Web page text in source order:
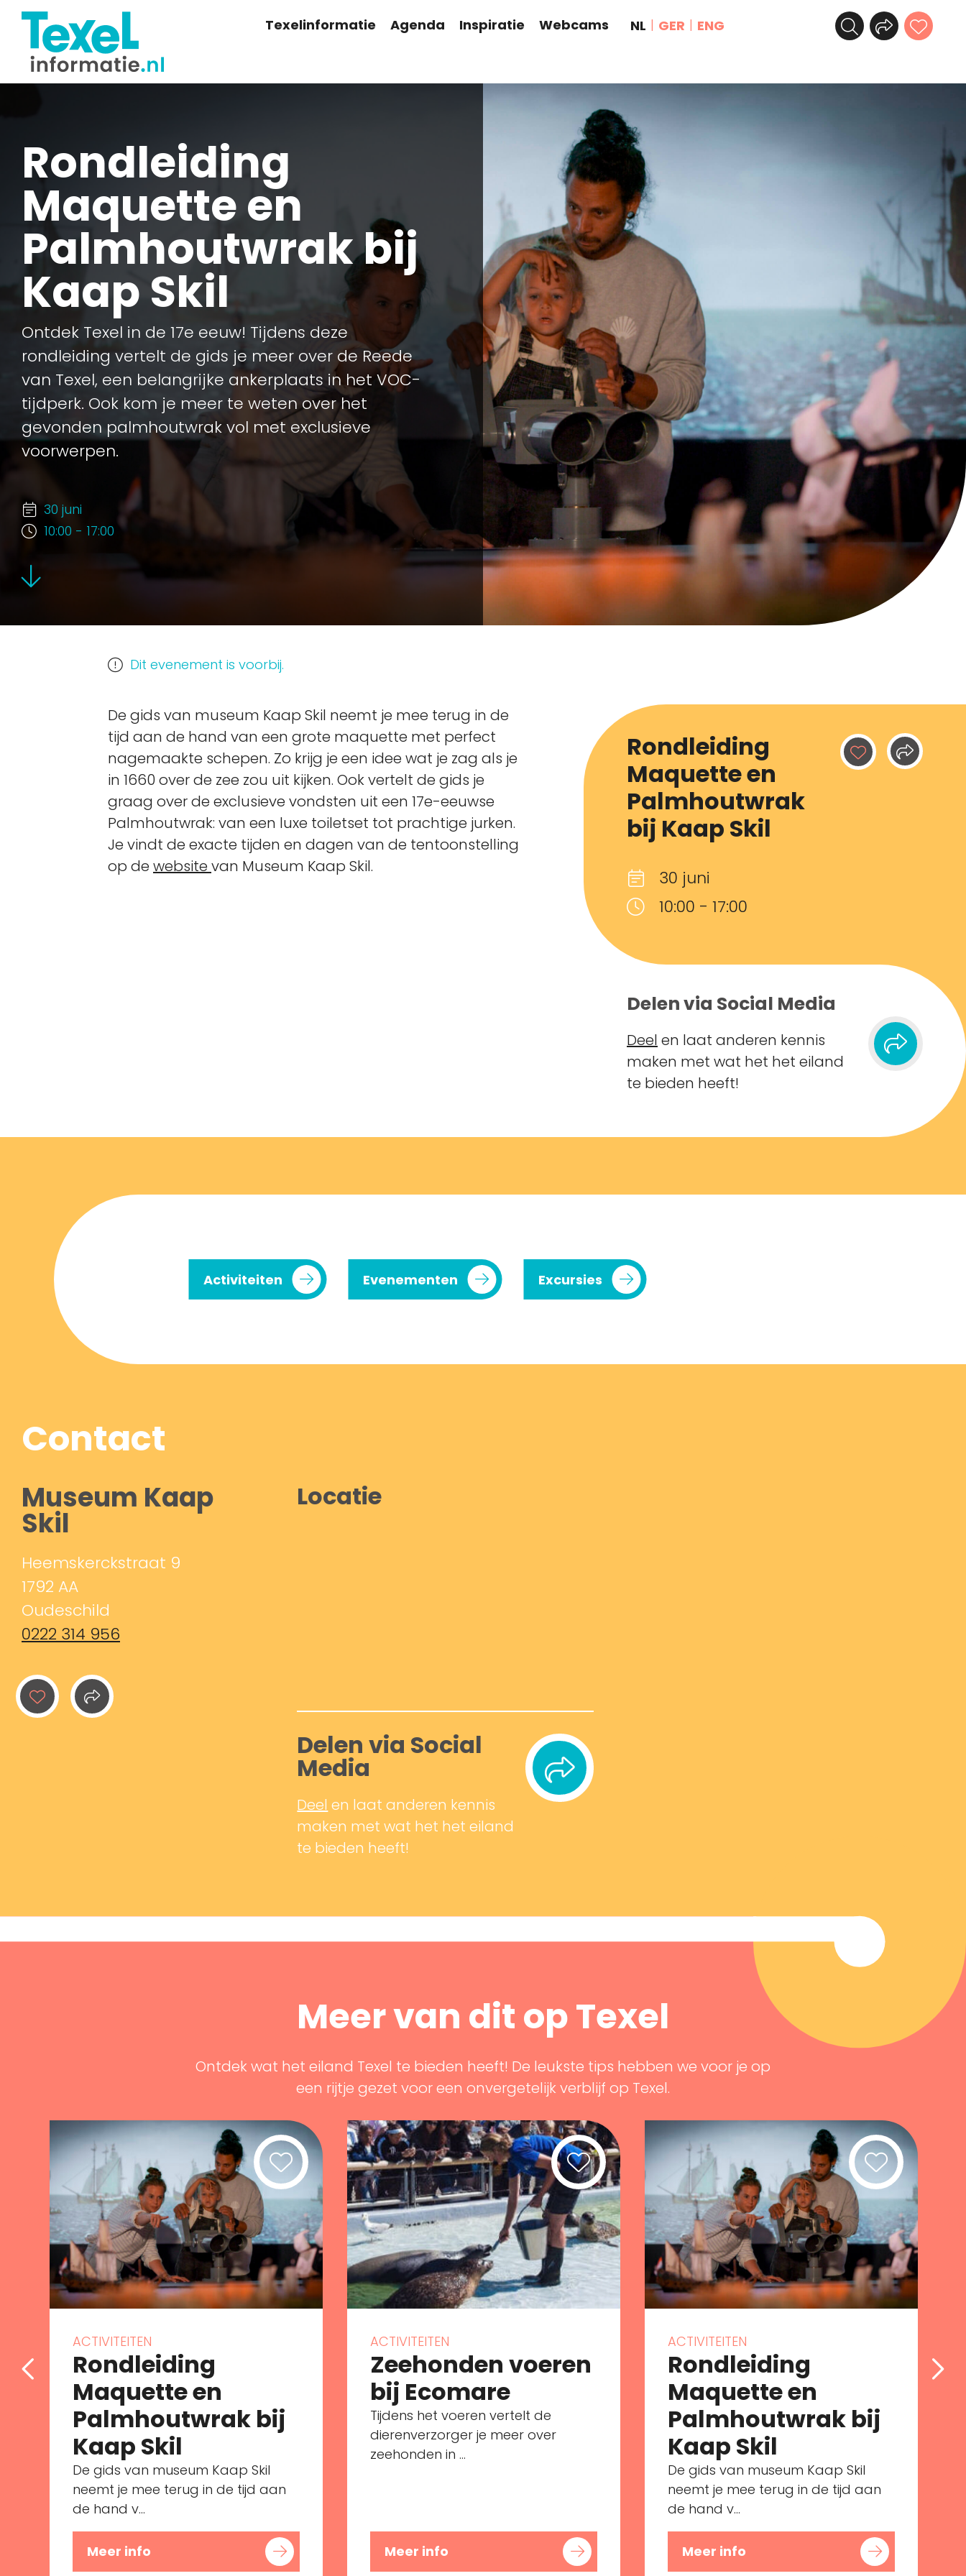
Texelinformatie Agenda Inspiratie Webcams NL GER ENG
Rondleiding
Maquette en
Palmhoutwrak bij
Kaap Skil
Ontdek Texel in de 17e eeuw! Tijdens deze
rondleiding vertelt de gids je meer over de Reede
van Texel, een belangrijke ankerplaats in het VOC-
tijdperk. Ook kom je meer te weten over het
gevonden palmhoutwrak vol met exclusieve
voorwerpen.
30 juni
10:00 - 17:00
Dit evenement is voorbij.
Rondleiding
Maquette en
Palmhoutwrak
bij Kaap Skil
30 juni
10:00 - 17:00
Delen via Social Media
Deel en laat anderen kennis
maken met wat het het eiland
te bieden heeft!
De gids van museum Kaap Skil neemt je mee terug in de
tijd aan de hand van een grote maquette met perfect
nagemaakte schepen. Zo krijg je een idee wat je zag als je
in 1660 over de zee zou uit kijken. Ook vertelt de gids je
graag over de exclusieve vondsten uit een 17e-eeuwse
Palmhoutwrak: van een luxe toiletset tot prachtige jurken.
Je vindt de exacte tijden en dagen van de tentoonstelling
op de website van Museum Kaap Skil.
Activiteiten Evenementen Excursies
Contact
Museum Kaap
Skil
Heemskerckstraat 9
1792 AA
Oudeschild
0222 314 956
Locatie
Delen via Social
Media
Deel en laat anderen kennis
maken met wat het het eiland
te bieden heeft!
Meer van dit op Texel
Ontdek wat het eiland Texel te bieden heeft! De leukste tips hebben we voor je op
een rijtje gezet voor een onvergetelijk verblijf op Texel.
ACTIVITEITEN
Rondleiding
Maquette en
Palmhoutwrak bij
Kaap Skil
De gids van museum Kaap Skil
neemt je mee terug in de tijd aan
de hand v...
Meer info
ACTIVITEITEN
Zeehonden voeren
bij Ecomare
Tijdens het voeren vertelt de
dierenverzorger je meer over
zeehonden in ...
Meer info
ACTIVITEITEN
Rondleiding
Maquette en
Palmhoutwrak bij
Kaap Skil
De gids van museum Kaap Skil
neemt je mee terug in de tijd aan
de hand v...
Meer info